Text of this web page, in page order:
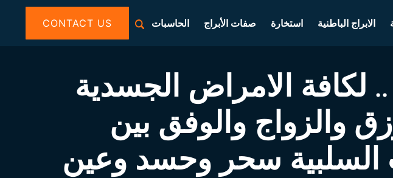
الابراج الباطنية استخارة صفات الأبراج الحاسبات CONTACT US
.. لكافة الامراض الجسدية
والزواج والوفق بين
السلبية سحر وحسد وعين